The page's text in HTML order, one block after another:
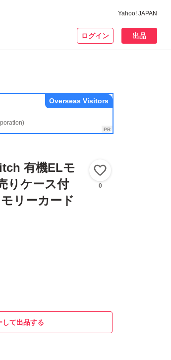
Yahoo! JAPAN
ログイン 出品
Overseas Visitors
有機ELモ
りケース付
リーカード
0
して出品する